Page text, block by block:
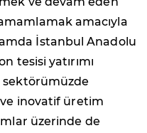
amacıyla
İstanbul Anadolu
tesisi yatırımı
sektörümüzde
inovatif üretim
üzerinde de